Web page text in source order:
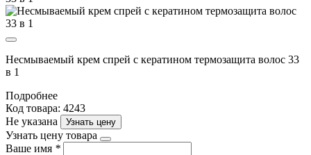
Несмываемый крем спрей с кератином термозащита волос 33
в 1
Подробнее
Код товара: 4243
Не указана
Узнать цену
Узнать цену товара
Ваше имя *